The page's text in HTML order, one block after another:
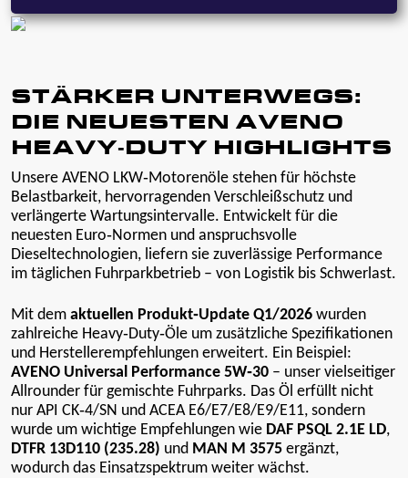
STÄRKER UNTERWEGS:
DIE NEUESTEN AVENO
HEAVY‑DUTY HIGHLIGHTS
Unsere AVENO LKW‑Motorenöle stehen für höchste
Belastbarkeit, hervorragenden Verschleißschutz und
verlängerte Wartungsintervalle. Entwickelt für die
neuesten Euro‑Normen und anspruchsvolle
Dieseltechnologien, liefern sie zuverlässige Performance
im täglichen Fuhrparkbetrieb – von Logistik bis Schwerlast.
Mit dem aktuellen Produkt‑Update Q1/2026 wurden
zahlreiche Heavy‑Duty‑Öle um zusätzliche Spezifikationen
und Herstellerempfehlungen erweitert. Ein Beispiel:
AVENO Universal Performance 5W‑30 – unser vielseitiger
Allrounder für gemischte Fuhrparks. Das Öl erfüllt nicht
nur API CK‑4/SN und ACEA E6/E7/E8/E9/E11, sondern
wurde um wichtige Empfehlungen wie DAF PSQL 2.1E LD,
DTFR 13D110 (235.28) und MAN M 3575 ergänzt,
wodurch das Einsatzspektrum weiter wächst.